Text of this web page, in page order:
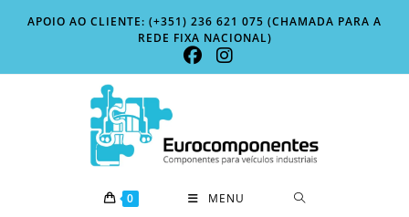
APOIO AO CLIENTE: (+351) 236 621 075 (CHAMADA PARA A
REDE FIXA NACIONAL)
0 MENU